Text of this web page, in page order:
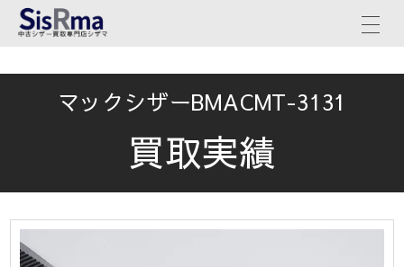
マックシザーBMACMT-3131
買取実績